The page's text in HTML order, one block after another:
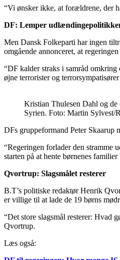
“Vi ønsker ikke, at forældrene, der
DF: Lemper
Men Dansk Folkeparti har ingen
omgående annonceret, at
“DF kalder straks i samråd
øjne terrorister og
Kristian Thulesen Dahl og
Syrien. Foto: Martin Sylvest/
DFs gruppeformand Peter Skaarup
“Regeringen forlader den stramme
starten på at hente børnenes
Qvortrup: Slagsmålet resterer
B.T’s politiske redaktør Henrik
er villige til at lade de 19 børns
“Det store slagsmål resterer: Hvad
Qvortrup.
Læs også: